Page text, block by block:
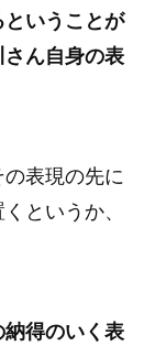
いうことが
ん自身の表
表現の先に
というか、
得のいく表